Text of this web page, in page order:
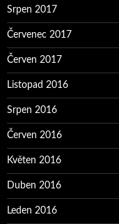
Srpen 2017
Červenec 2017
Červen 2017
Listopad 2016
Srpen 2016
Červen 2016
Květen 2016
Duben 2016
Leden 2016